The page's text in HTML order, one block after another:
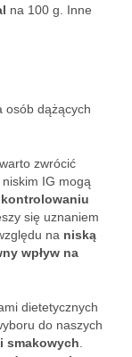
na 100 g. Inne
osób dążących
zwrócić
niskim IG mogą
kontrolowaniu
się uznaniem
na niską
wpływ na
dietetycznych
do naszych
smakowych